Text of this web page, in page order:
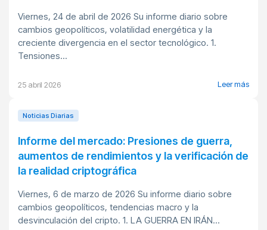
Viernes, 24 de abril de 2026 Su informe diario sobre
cambios geopolíticos, volatilidad energética y la
creciente divergencia en el sector tecnológico. 1.
Tensiones...
25 abril 2026 Leer más
Noticias Diarias
Informe del mercado: Presiones de guerra,
aumentos de rendimientos y la verificación de
la realidad criptográfica
Viernes, 6 de marzo de 2026 Su informe diario sobre
cambios geopolíticos, tendencias macro y la
desvinculación del cripto. 1. LA GUERRA EN IRÁN...